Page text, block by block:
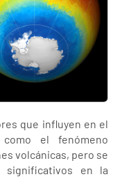
que influyen en el
el fenómeno
volcánicas, pero se
en la